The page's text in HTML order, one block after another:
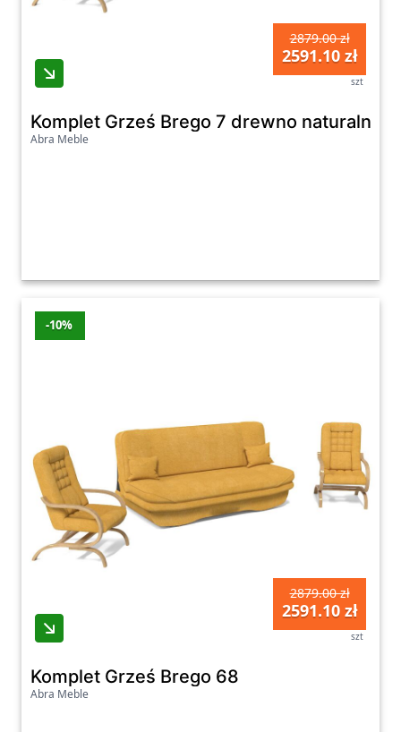
2879.00 zł
2591.10 zł
szt
Komplet Grześ Brego 7 drewno naturalne
Abra Meble
-10%
2879.00 zł
2591.10 zł
szt
Komplet Grześ Brego 68
Abra Meble